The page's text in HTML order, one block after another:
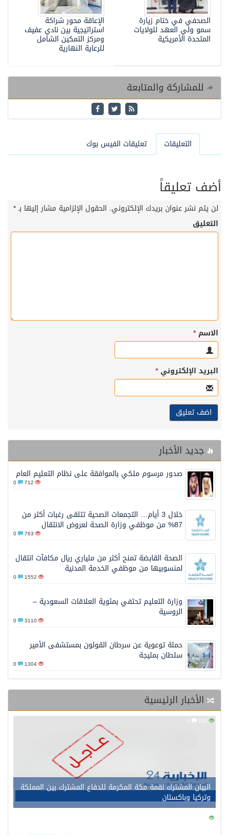
الإعاقة محور شراكة
استراتيجية بين نادي عفيف
ومركز التمكين الشامل
للرعاية النهارية
الصحفي في ختام زيارة
سمو ولي العهد للولايات
المتحدة الأمريكية
للمشاركة والمتابعة
التعليقات تعليقات الفيس بوك
أضف تعليقاً
لن يتم نشر عنوان بريدك الإلكتروني. الحقول الإلزامية مشار إليها بـ*
التعليق
الاسم*
البريد الإلكتروني*
جديد الأخبار
صدور مرسوم ملكي بالموافقة على نظام التعليم العام
712
خلال 3 أيام… التجمعات الصحية تتلقى رغبات أكثر من
87% من موظفي وزارة الصحة لعروض الانتقال
763
الصحة القابضة تمنح أكثر من ملياري ريال مكافآت انتقال
لمنسوبيها من موظفي الخدمة المدنية
1552
وزارة التعليم تحتفي بمئوية العلاقات السعودية –
الروسية
3110
حملة توعوية عن سرطان القولون بمستشفى الأمير
سلطان بمليجة
1304
الأخبار الرئيسية
البيان المشترك لقمة مكة المكرمة للدفاع المشترك بين المملكة
وتركيا وباكستان
149